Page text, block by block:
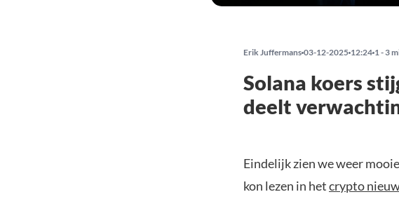
Erik Juffermans 03-12-2025 12:24 1 - 3
Solana koers
deelt
Eindelijk zien we weer
kon lezen in hetcrypto